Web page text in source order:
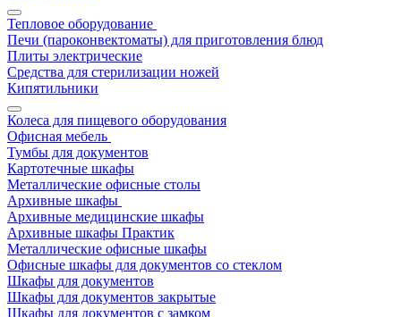
Тепловое оборудование
Печи (пароконвектоматы) для приготовления блюд
Плиты электрические
Средства для стерилизации ножей
Кипятильники
Колеса для пищевого оборудования
Офисная мебель
Тумбы для документов
Картотечные шкафы
Металлические офисные столы
Архивные шкафы
Архивные медицинские шкафы
Архивные шкафы Практик
Металлические офисные шкафы
Офисные шкафы для документов со стеклом
Шкафы для документов
Шкафы для документов закрытые
Шкафы для документов с замком